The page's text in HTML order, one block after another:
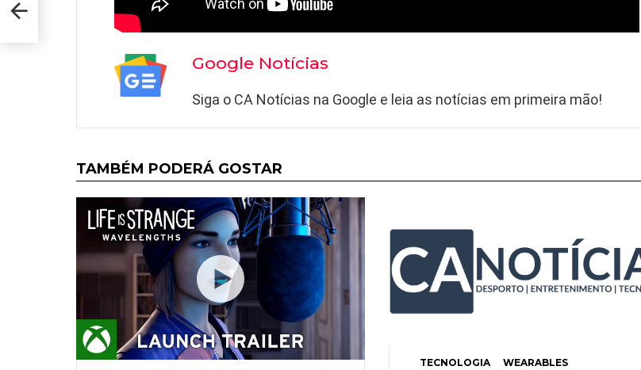
Google Notícias
Siga o CA Notícias na Google e leia as notícias em primeira mão!
TAMBÉM PODERÁ GOSTAR
TECNOLOGIA WEARABLES